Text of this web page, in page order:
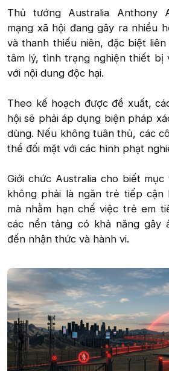
Thủ tướng Australia Anthony
mạng xã hội đang gây ra nhiều
và thanh thiếu niên, đặc biệt
tâm lý, tình trạng nghiện thiết bị
với nội dung độc hại.
Theo kế hoạch được đề xuất,
hội sẽ phải áp dụng biện pháp
dùng. Nếu không tuân thủ, các
thể đối mặt với các hình phạt
Giới chức Australia cho biết
không phải là ngăn trẻ tiếp cận
mà nhằm hạn chế việc trẻ em
các nền tảng có khả năng gây
đến nhận thức và hành vi.